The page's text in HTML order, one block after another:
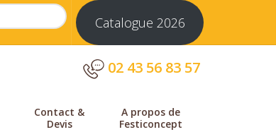
Catalogue 2026
02 43 56 83 57
Contact &
Devis
A propos de
Festiconcept